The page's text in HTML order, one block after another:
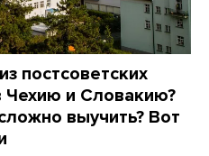
постсоветских
Чехию и Словакию?
выучить? Вот